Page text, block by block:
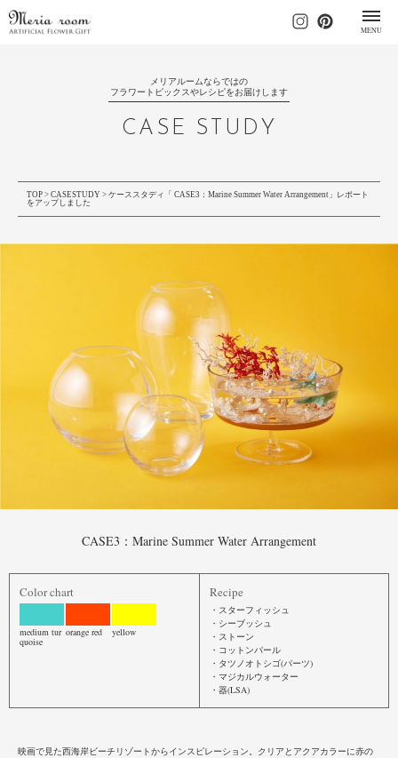
MENU
メリアルームならではの
フラワートピックスやレシピをお届けします
CASE STUDY
TOP > CASESTUDY > ケーススタディ「 CASE3：Marine Summer Water Arrangement」レポート
をアップしました
CASE3：Marine Summer Water Arrangement
Color chart
medium tur
quoise
orange red yellow
Recipe
・スターフィッシュ
・シーブッシュ
・ストーン
・コットンパール
・タツノオトシゴ(パーツ)
・マジカルウォーター
・器(LSA)
映画で見た西海岸ビーチリゾートからインスピレーション。クリアとアクアカラーに赤の